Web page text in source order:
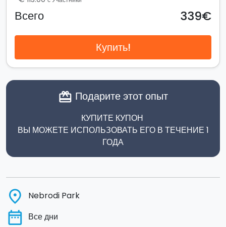
Всего 339€
Купить!
card_giftcard Подарите этот опыт
КУПИТЕ КУПОН
ВЫ МОЖЕТЕ ИСПОЛЬЗОВАТЬ ЕГО В ТЕЧЕНИЕ 1
ГОДА
place Nebrodi Park
date_range Все дни